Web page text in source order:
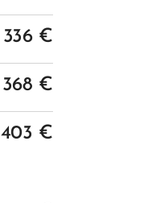
336 €
368 €
403 €